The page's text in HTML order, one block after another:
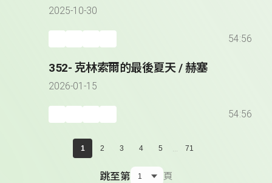
2025-10-30
54:56
352- 克林索爾的最後夏天 / 赫塞
2026-01-15
54:56
1 2 3 4 5 71
跳至第 頁